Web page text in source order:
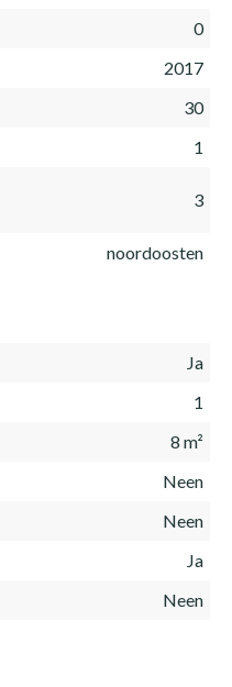
0
2017
30
1
3
noordoosten
Ja
1
8 m²
Neen
Neen
Ja
Neen